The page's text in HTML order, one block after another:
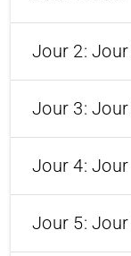
Jour 2: Jour
Jour 3: Jour
Jour 4:
Jour 5: